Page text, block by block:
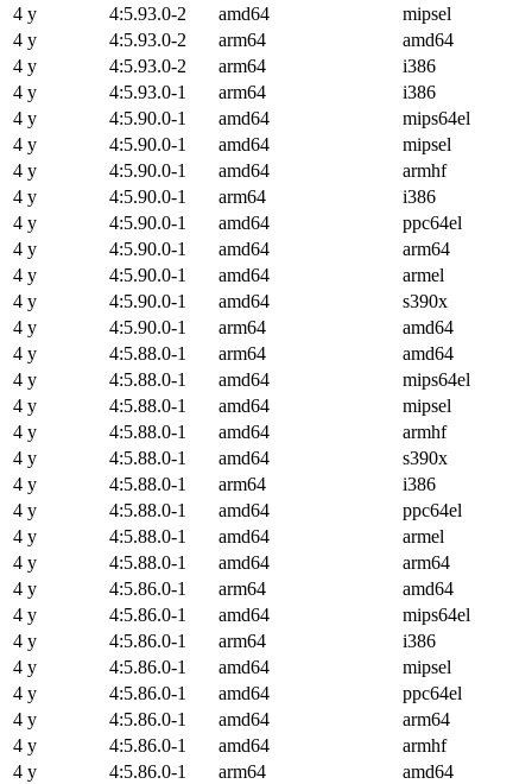
4 y
4:5.93.0-2 amd64
mipsel
4 y
4:5.93.0-2 arm64
amd64
4 y
4:5.93.0-2 arm64
i386
4 y
4:5.93.0-1 arm64
i386
4 y
4:5.90.0-1 amd64
mips64el
4 y
4:5.90.0-1 amd64
mipsel
4 y
4:5.90.0-1 amd64
armhf
4 y
4:5.90.0-1 arm64
i386
4 y
4:5.90.0-1 amd64
ppc64el
4 y
4:5.90.0-1 amd64
arm64
4 y
4:5.90.0-1 amd64
armel
4 y
4:5.90.0-1 amd64
s390x
4 y
4:5.90.0-1 arm64
amd64
4 y
4:5.88.0-1 arm64
amd64
4 y
4:5.88.0-1 amd64
mips64el
4 y
4:5.88.0-1 amd64
mipsel
4 y
4:5.88.0-1 amd64
armhf
4 y
4:5.88.0-1 amd64
s390x
4 y
4:5.88.0-1 arm64
i386
4 y
4:5.88.0-1 amd64
ppc64el
4 y
4:5.88.0-1 amd64
armel
4 y
4:5.88.0-1 amd64
arm64
4 y
4:5.86.0-1 arm64
amd64
4 y
4:5.86.0-1 amd64
mips64el
4 y
4:5.86.0-1 arm64
i386
4 y
4:5.86.0-1 amd64
mipsel
4 y
4:5.86.0-1 amd64
ppc64el
4 y
4:5.86.0-1 amd64
arm64
4 y
4:5.86.0-1 amd64
armhf
4 y
4:5.86.0-1 arm64
amd64